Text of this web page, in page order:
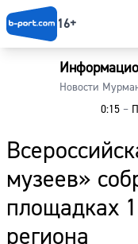
16+
Новости
0:15 –
музеев»
площадках
региона
Главная
Наши
Погода